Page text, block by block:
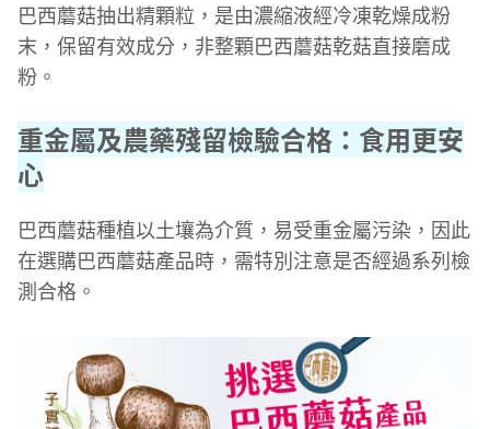
巴西蘑菇抽出精顆粒，是由濃縮液經冷凍乾燥成粉
末，保留有效成分，非整顆巴西蘑菇乾菇直接磨成
粉。
重金屬及農藥殘留檢驗合格：食用更安
心
巴西蘑菇種植以土壤為介質，易受重金屬污染，因此
在選購巴西蘑菇產品時，需特別注意是否經過系列檢
測合格。